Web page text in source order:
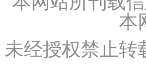
本
未经授权禁止转